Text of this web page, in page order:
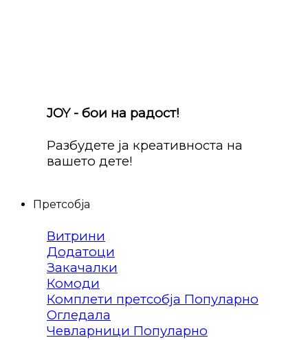
JOY - бои на радост!
Разбудете ја креативноста на
вашето дете!
Претсобја
Витрини
Додатоци
Закачалки
Комоди
Комплети претсобја
Огледала
Чевларници